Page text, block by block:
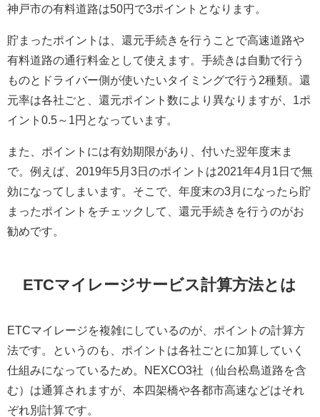
神戸市の有料道路は50円で3ポイントとなります。
貯まったポイントは、還元手続きを行うことで高速道路や
有料道路の通行料金として使えます。手続きは自動で行う
ものとドライバー側が使いたいタイミングで行う2種類。還
元率は各社ごと、還元ポイント数により異なりますが、1ポ
イント0.5～1円となっています。
また、ポイントには有効期限があり、付いた翌年度末ま
で。例えば、2019年5月3日のポイントは2021年4月1日で無
効になってしまいます。そこで、年度末の3月になったら貯
まったポイントをチェックして、還元手続きを行うのがお
勧めです。
ETCマイレージサービス計算方法とは
ETCマイレージを複雑にしているのが、ポイントの計算方
法です。というのも、ポイントは各社ごとに加算していく
仕組みになっているため。NEXCO3社（仙台松島道路を含
む）は通算されますが、本四架橋や各都市高速などはそれ
ぞれ別計算です。